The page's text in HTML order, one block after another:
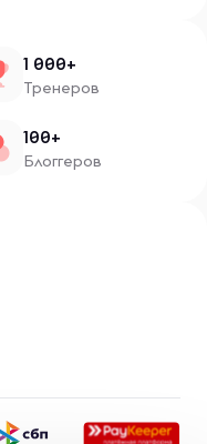
1 000+
Тренеров
100+
Блоггеров